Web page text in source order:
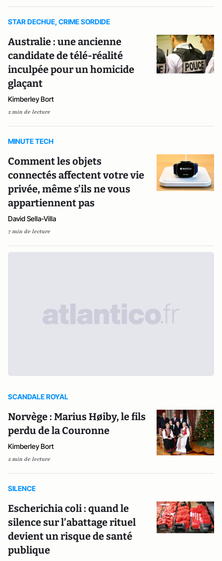
STAR DECHUE, CRIME SORDIDE
Australie : une ancienne
candidate de télé-réalité
inculpée pour un homicide
glaçant
Kimberley Bort
2 min de lecture
MINUTE TECH
Comment les objets
connectés affectent votre vie
privée, même s’ils ne vous
appartiennent pas
David Sella-Villa
7 min de lecture
SCANDALE ROYAL
Norvège : Marius Høiby, le fils
perdu de la Couronne
Kimberley Bort
2 min de lecture
SILENCE
Escherichia coli : quand le
silence sur l’abattage rituel
devient un risque de santé
publique